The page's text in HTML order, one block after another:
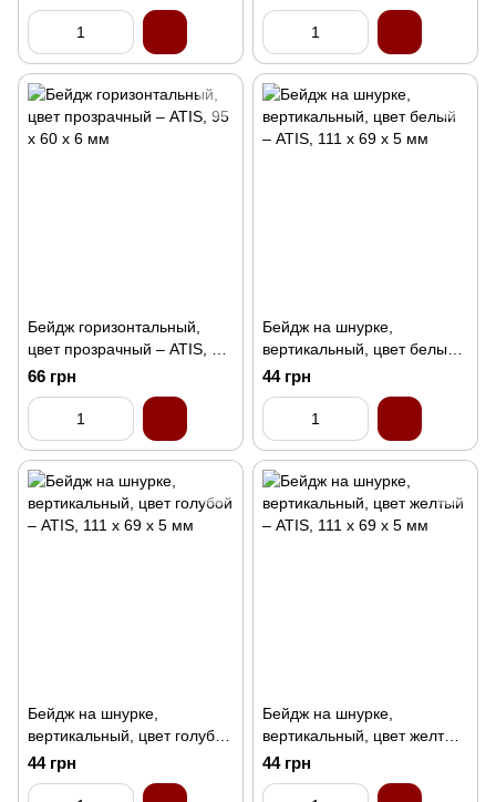
Бейдж горизонтальный,
цвет прозрачный – ATIS, 95
x 60 x 6 мм
66 грн
Бейдж на шнурке,
вертикальный, цвет белый
– ATIS, 111 x 69 x 5 мм
44 грн
Бейдж на шнурке,
вертикальный, цвет голубой
– ATIS, 111 x 69 x 5 мм
44 грн
Бейдж на шнурке,
вертикальный, цвет желтый
– ATIS, 111 x 69 x 5 мм
44 грн